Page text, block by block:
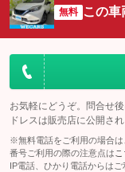
サイドカメラ
：装備なし
：装備なし
無料 この
お気軽にどうぞ。問合せ
ドレスは販売店に公開され
※無料電話をご利用の場合
番号ご利用の際の注意点は
IP電話、ひかり電話からはご